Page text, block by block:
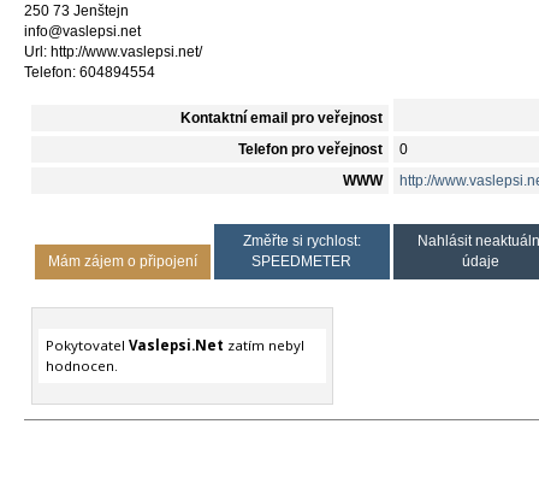
250 73 Jenštejn
info@vaslepsi.net
Url: http://www.vaslepsi.net/
Telefon: 604894554
Kontaktní email pro veřejnost
Telefon pro veřejnost 0
WWW http://
Mám zájem o připojení
Změřte si rychlost:
SPEEDMETER
Nahlásit
údaje
Pokytovatel Vaslepsi.Net zatím nebyl
hodnocen.